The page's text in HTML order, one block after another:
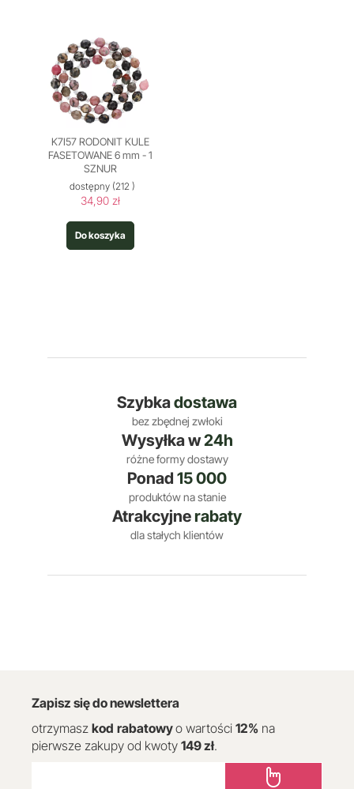
K7I57 RODONIT KULE
FASETOWANE 6 mm - 1
SZNUR
dostępny (212 )
34,90 zł
Do koszyka
Szybkadostawa
bez zbędnej zwłoki
Wysyłka w24h
różne formy dostawy
Ponad 15 000
produktów na stanie
Atrakcyjnerabaty
dla stałych klientów
Zapisz się do newslettera
otrzymasz kod rabatowyo wartości 12% na
pierwsze zakupy od kwoty 149 zł.